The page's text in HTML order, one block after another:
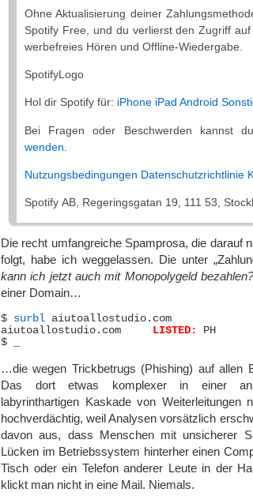
Ohne Aktualisierung deiner
Sроtіfу Free, und du verlierst den Zugriff
werbefreies Hören und Offline-Wiedergabe.
SроtіfуLogo
Hol dir Sроtіfу für: iPhone iPad Android
Bei Fragen oder Beschwerden kannst
wenden
Nutzungsbedingungen Datenschutzrichtlinie
Sроtіfу AB, Regeringsgatan 19, 111 53,
Die recht umfangreiche Spamprosa, die darauf
folgt, habe ich weggelassen. Die unter
kann ich jetzt auch mit Monopolygeld
einer Domain…
$ surbl aiutoallostudio.com
LISTED:
PH
…die wegen Trickbetrugs (Phishing) auf allen
Das dort etwas komplexer in einer
labyrinthartigen Kaskade von Weiterleitungen
hochverdächtig, weil Analysen vorsätzlich
davon aus, dass Menschen mit unsicherer
Lücken im Betriebssystem hinterher einen
Tisch oder ein Telefon anderer Leute in der
klickt man nicht in eine Mail. Niemals.